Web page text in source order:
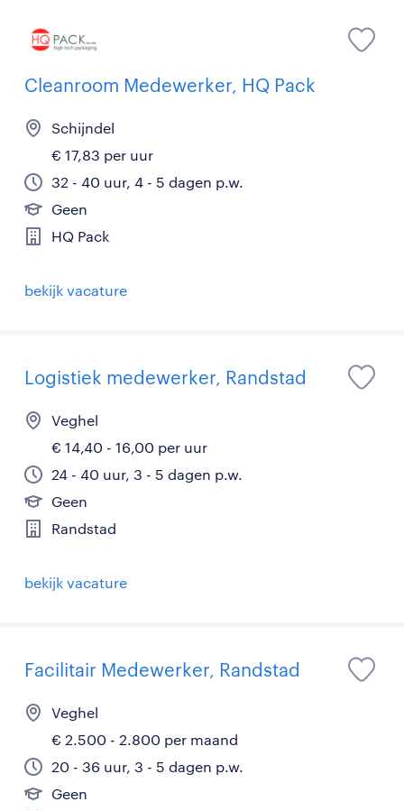
Cleanroom Medewerker, HQ Pack
Schijndel
€ 17,83 per uur
32 - 40 uur, 4 - 5 dagen p.w.
Geen
HQ Pack
bekijk vacature
Logistiek medewerker, Randstad
Veghel
€ 14,40 - 16,00 per uur
24 - 40 uur, 3 - 5 dagen p.w.
Geen
Randstad
bekijk vacature
Facilitair Medewerker, Randstad
Veghel
€ 2.500 - 2.800 per maand
20 - 36 uur, 3 - 5 dagen p.w.
Geen